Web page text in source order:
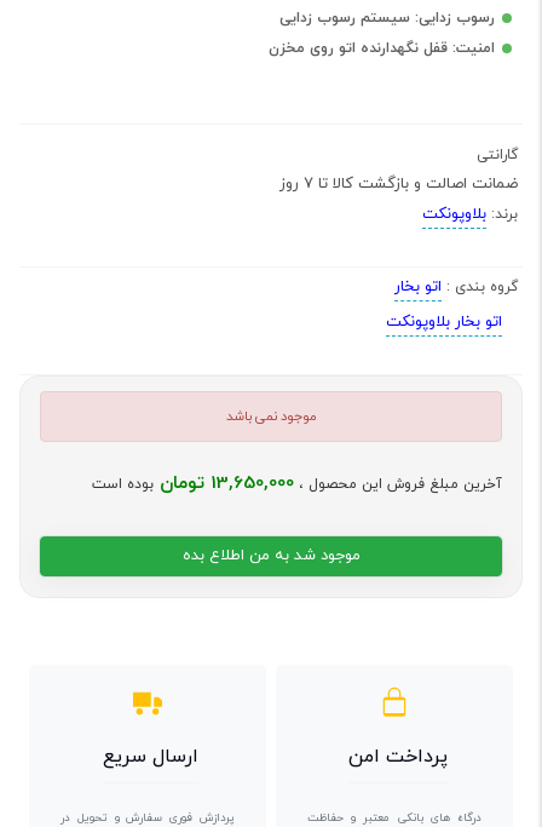
رسوب زدایی: سیستم رسوب زدایی
امنیت: قفل نگهدارنده اتو روی مخزن
گارانتی
ضمانت اصالت و بازگشت کالا تا 7 روز
برند: بلاوپونکت
گروه بندی : اتو بخار
اتو بخار بلاوپونکت
موجود نمی باشد
آخرین مبلغ فروش این محصول ، 13,650,000 تومان بوده است
موجود شد به من اطلاع بده
پرداخت امن
درگاه های بانکی معتبر و حفاظت
ارسال سریع
پردازش فوری سفارش و تحویل در